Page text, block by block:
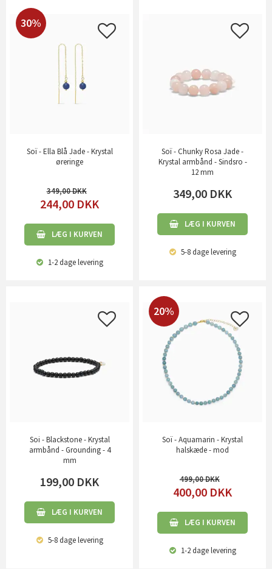
30%
Soï - Ella Blå Jade - Krystal
øreringe
349,00
244,00 DKK
LÆG I KURVEN
1-2 dagelevering
Soï - Chunky Rosa Jade -
Krystal armbånd - Sindsro -
12 mm
349,00 DKK
LÆG I KURVEN
5-8 dagelevering
Soi - Blackstone - Krystal
armbånd - Grounding - 4
mm
199,00 DKK
LÆG I KURVEN
5-8 dagelevering
20%
Soï - Aquamarin - Krystal
halskæde - mod
499,00
400,00 DKK
LÆG I KURVEN
1-2 dagelevering